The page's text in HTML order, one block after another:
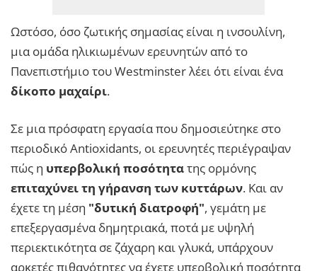
Ωστόσο, όσο ζωτικής σημασίας είναι η ινσουλίνη,
μια ομάδα ηλικιωμένων ερευνητών από το
Πανεπιστήμιο του Westminster λέει ότι είναι ένα
δίκοπο μαχαίρι.
Σε μια πρόσφατη εργασία που δημοσιεύτηκε στο
περιοδικό Antioxidants, οι ερευνητές περιέγραψαν
πώς η υπερβολική ποσότητατης ορμόνης
επιταχύνει τη γήρανση των κυττάρων. Και αν
έχετε τη μέση "δυτική διατροφή", γεμάτη με
επεξεργασμένα δημητριακά, ποτά με υψηλή
περιεκτικότητα σε ζάχαρη και γλυκά, υπάρχουν
αρκετές πιθανότητες να έχετε υπερβολική ποσότητα